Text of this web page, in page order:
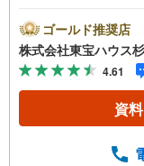
「未来カレ
自宅リフォ
ブ」。・ 不
CG加工ホー
理士による
◆ご予約に
（居住中物
ゴールド推奨店
株式会社東宝ハウス
4.61
資